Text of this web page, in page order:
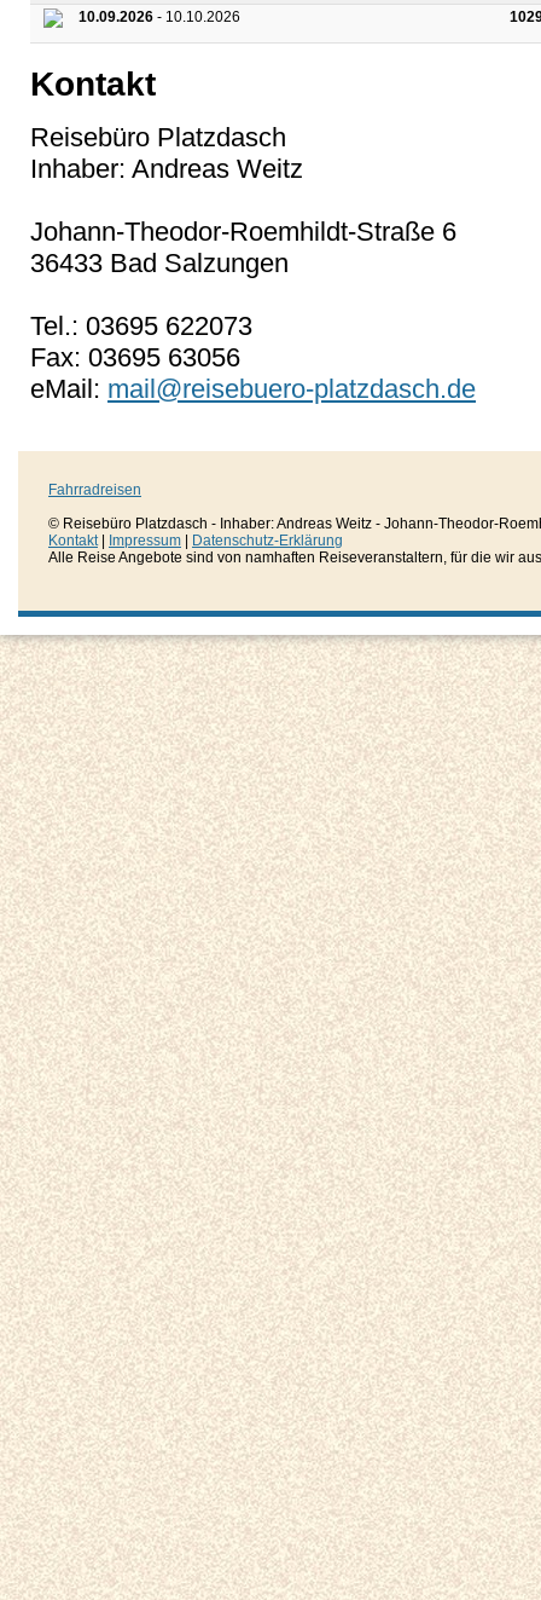
10.09.2026 - 10.10.2026
Kontakt
Reisebüro Platzdasch
Inhaber: Andreas Weitz
Johann-Theodor-Roemhildt-Straße 6
36433 Bad Salzungen
Tel.: 03695 622073
Fax: 03695 63056
eMail: mail@reisebuero-platzdasch.de
Fahrradreisen
© Reisebüro Platzdasch - Inhaber: Andreas Weitz - Johann-Theodor-
Kontakt| Impressum
Datenschutz-Erklärung
Alle Reise Angebote sind von namhaften Reiseveranstaltern, für die wir